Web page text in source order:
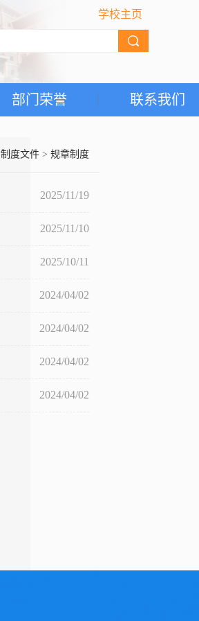
学校主页
部门荣誉 联系我们
制度文件 > 规章制度
2025/11/19
2025/11/10
2025/10/11
2024/04/02
2024/04/02
2024/04/02
2024/04/02